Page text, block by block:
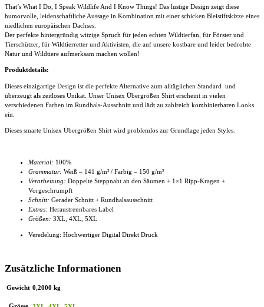
That’s What I Do, I Speak Wildlife And I Know Things! Das lustige Design zeigt diese
humorvolle, leidenschaftliche Aussage in Kombination mit einer schicken Bleistiftskizze eines
niedlichen europäischen Dachses.
Der perfekte hintergründig witzige Spruch für jeden echten Wildtierfan, für Förster und
Tierschützer, für Wildtierretter und Aktivisten, die auf unsere kostbare und leider bedrohte
Natur und Wildtiere aufmerksam machen wollen!
Produktdetails:
Dieses einzigartige Design ist die perfekte Alternative zum alltäglichen Standard und
überzeugt als zeitloses Unikat. Unser Unisex Übergrößen Shirt erscheint in vielen
verschiedenen Farben im Rundhals-Ausschnitt und lädt zu zahlreich kombinierbaren Looks
ein.
Dieses smarte Unisex Übergrößen Shirt wird problemlos zur Grundlage jeden Styles.
Material: 100%
Grammatur: Weiß – 141 g/m² / Farbig – 150 g/m²
Verarbeitung: Doppelte Steppnaht an den Säumen + 1×1 Ripp-Kragen +
Vorgeschrumpft
Schnitt: Gerader Schnitt + Rundhalsausschnitt
Extras: Heraustrennbares Label
Größen: 3XL, 4XL , 5XL
Veredelung: Hochwertiger Digital Direkt Druck
Zusätzliche Informationen
Gewicht 0,2000 kg